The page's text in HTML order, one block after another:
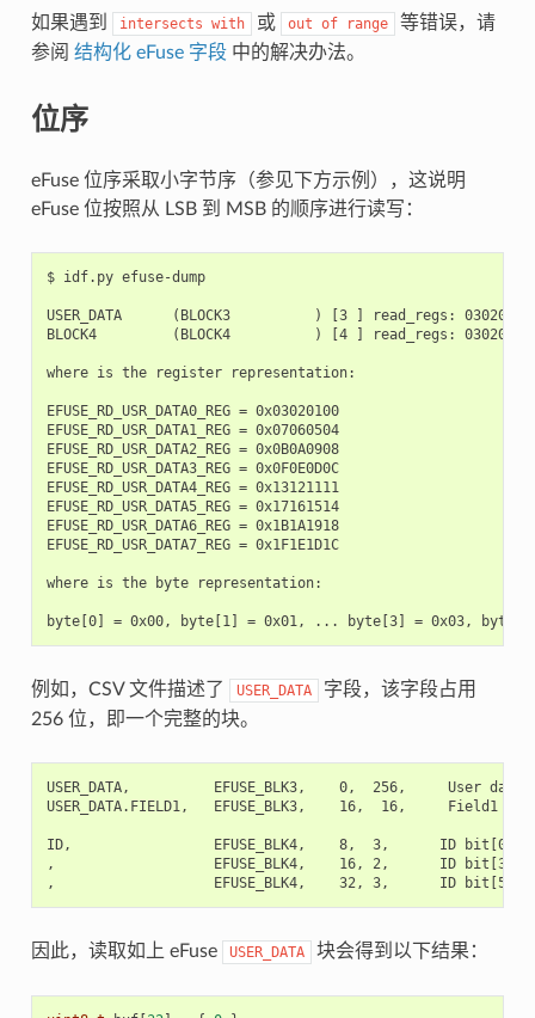
如果遇到 intersects with 或 out of range
等错误，请
参阅 结构化 eFuse 字段中的解决办法。
位序
eFuse 位序采取小字节序（参见下方示例），这说明
eFuse 位按照从 LSB 到 MSB 的顺序进行读写：
$ idf.py efuse-dump
USER_DATA      (BLOCK3          ) [3 ] read_regs: 03020100
BLOCK4         (BLOCK4          ) [4 ] read_regs: 03020100
where is the register representation:
EFUSE_RD_USR_DATA0_REG = 0x03020100
EFUSE_RD_USR_DATA1_REG = 0x07060504
EFUSE_RD_USR_DATA2_REG = 0x0B0A0908
EFUSE_RD_USR_DATA3_REG = 0x0F0E0D0C
EFUSE_RD_USR_DATA4_REG = 0x13121111
EFUSE_RD_USR_DATA5_REG = 0x17161514
EFUSE_RD_USR_DATA6_REG = 0x1B1A1918
EFUSE_RD_USR_DATA7_REG = 0x1F1E1D1C
where is the byte representation:
例如，CSV 文件描述了 USER_DATA
字段，该字段占用
256 位，即一个完整的块。
USER_DATA,          EFUSE_BLK3,    0,  256,     User data
USER_DATA.FIELD1,   EFUSE_BLK3,    16,  16,     Field1
ID,                 EFUSE_BLK4,    8,  3,      ID
,                   EFUSE_BLK4,    16, 2,      ID
因此，读取如上 eFuse USER_DATA 块会得到以下结果：